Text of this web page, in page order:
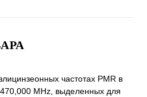
частотах PMR в
MHz, выделенных для